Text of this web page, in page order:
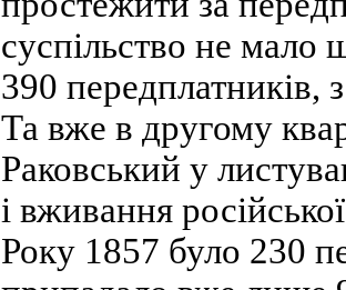
суспільство не мало
390 передплатників,
Та вже в другому
Раковський у
і вживання
Року 1857 було 230